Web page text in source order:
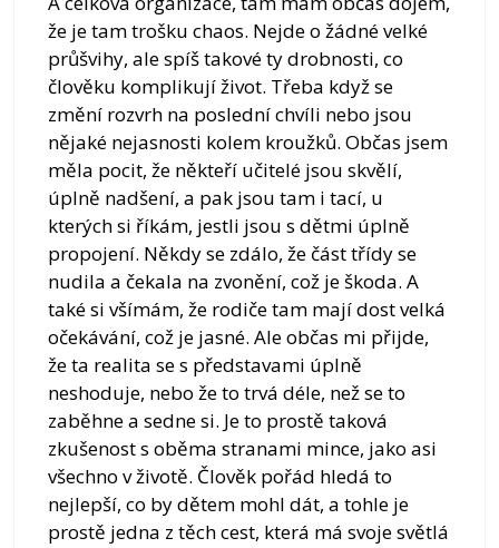
že je tam trošku chaos. Nejde o žádné velké
průšvihy, ale spíš takové ty drobnosti, co
člověku komplikují život. Třeba když se
změní rozvrh na poslední chvíli nebo jsou
nějaké nejasnosti kolem kroužků. Občas jsem
měla pocit, že někteří učitelé jsou skvělí,
úplně nadšení, a pak jsou tam i tací, u
kterých si říkám, jestli jsou s dětmi úplně
propojení. Někdy se zdálo, že část třídy se
nudila a čekala na zvonění, což je škoda. A
také si všímám, že rodiče tam mají dost velká
očekávání, což je jasné. Ale občas mi přijde,
že ta realita se s představami úplně
neshoduje, nebo že to trvá déle, než se to
zaběhne a sedne si. Je to prostě taková
zkušenost s oběma stranami mince, jako asi
všechno v životě. Člověk pořád hledá to
nejlepší, co by dětem mohl dát, a tohle je
prostě jedna z těch cest, která má svoje světlá